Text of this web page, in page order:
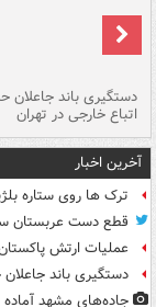
دستگیری باند جاعلان
اتباع خارجی در تهران
آخرین اخبار
ترک ها روی ستاره
قطع دست عربستان
عملیات ارتش پاکستان در
دستگیری باند
جاده‌های مشهد آماده